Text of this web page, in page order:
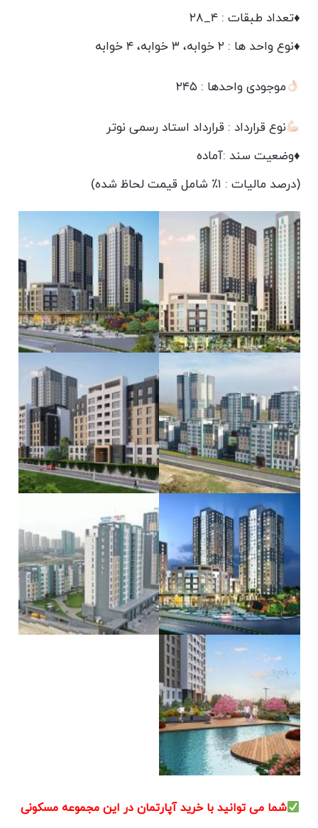
♦️تعداد طبقات : ۴_۲۸
♦️نوع واحد ها : ۲ خوابه، ۳ خوابه، ۴ خوابه
موجودی واحدها : ۲۴۵
نوع قرارداد : قرارداد استاد رسمی نوتر
♦️وضعیت سند :آماده
(درصد مالیات : ۱٪ شامل قیمت لحاظ شده)
شما می توانید با خرید آپارتمان در این مجموعه مسکونی